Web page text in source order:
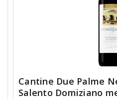
Cantine Due Palme
Salento Domiziano